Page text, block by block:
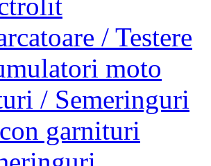
/ Testere
moto
/ Semeringuri
garnituri